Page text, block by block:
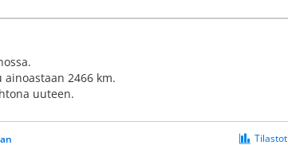
2466 km.
uuteen.
Tilastot